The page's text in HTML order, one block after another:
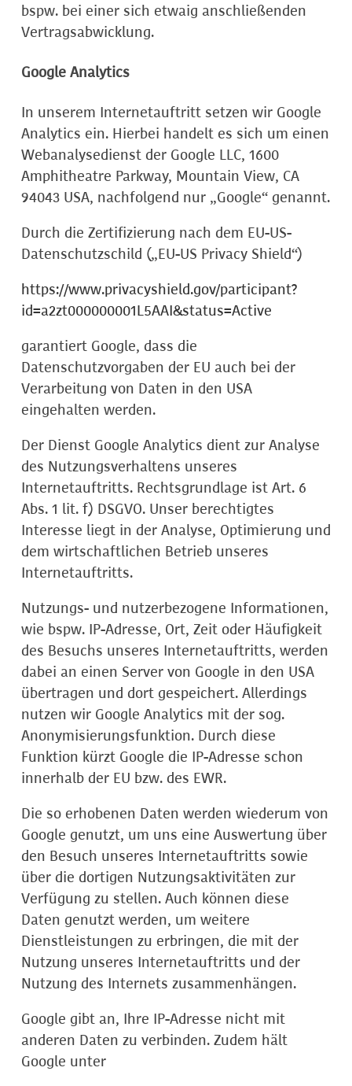
bspw. bei einer sich etwaig anschließenden
Vertragsabwicklung.
Google Analytics
In unserem Internetauftritt setzen wir Google
Analytics ein. Hierbei handelt es sich um einen
Webanalysedienst der Google LLC, 1600
Amphitheatre Parkway, Mountain View, CA
94043 USA, nachfolgend nur „Google“ genannt.
Durch die Zertifizierung nach dem EU-US-
Datenschutzschild („EU-US Privacy Shield“)
https://www.privacyshield.gov/participant?
id=a2zt000000001L5AAI&status=Active
garantiert Google, dass die
Datenschutzvorgaben der EU auch bei der
Verarbeitung von Daten in den USA
eingehalten werden.
Der Dienst Google Analytics dient zur Analyse
des Nutzungsverhaltens unseres
Internetauftritts. Rechtsgrundlage ist Art. 6
Abs. 1 lit. f) DSGVO. Unser berechtigtes
Interesse liegt in der Analyse, Optimierung und
dem wirtschaftlichen Betrieb unseres
Internetauftritts.
Nutzungs- und nutzerbezogene Informationen,
wie bspw. IP-Adresse, Ort, Zeit oder Häufigkeit
des Besuchs unseres Internetauftritts, werden
dabei an einen Server von Google in den USA
übertragen und dort gespeichert. Allerdings
nutzen wir Google Analytics mit der sog.
Anonymisierungsfunktion. Durch diese
Funktion kürzt Google die IP-Adresse schon
innerhalb der EU bzw. des EWR.
Die so erhobenen Daten werden wiederum von
Google genutzt, um uns eine Auswertung über
den Besuch unseres Internetauftritts sowie
über die dortigen Nutzungsaktivitäten zur
Verfügung zu stellen. Auch können diese
Daten genutzt werden, um weitere
Dienstleistungen zu erbringen, die mit der
Nutzung unseres Internetauftritts und der
Nutzung des Internets zusammenhängen.
Google gibt an, Ihre IP-Adresse nicht mit
anderen Daten zu verbinden. Zudem hält
Google unter